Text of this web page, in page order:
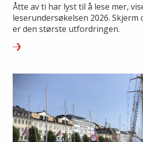
Åtte av ti har lyst til å lese mer,
leserundersøkelsen 2026.
er den største utfordringen.